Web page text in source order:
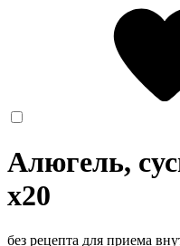
Алюгель,
x20
без рецепта для приема